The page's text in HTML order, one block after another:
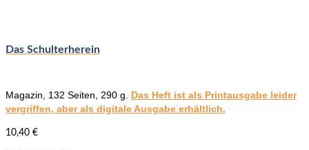
werden
Das Schulterherein
Magazin, 132 Seiten, 290 g. Das Heft ist als Printausgabe leider
vergriffen, aber als digitale Ausgabe erhältlich.
10,40 €